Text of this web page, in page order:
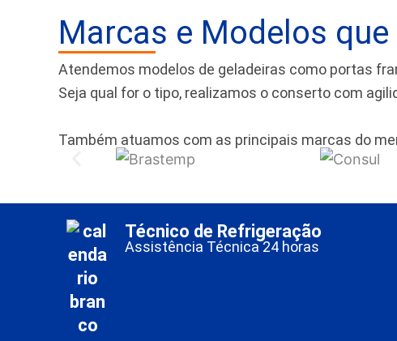
Marcas e Modelos
Atendemos modelos de geladeiras como portas
Seja qual for o tipo, realizamos o conserto com
Também atuamos com as principais marcas do
Técnico de Refrigeração
Assistência Técnica 24 horas